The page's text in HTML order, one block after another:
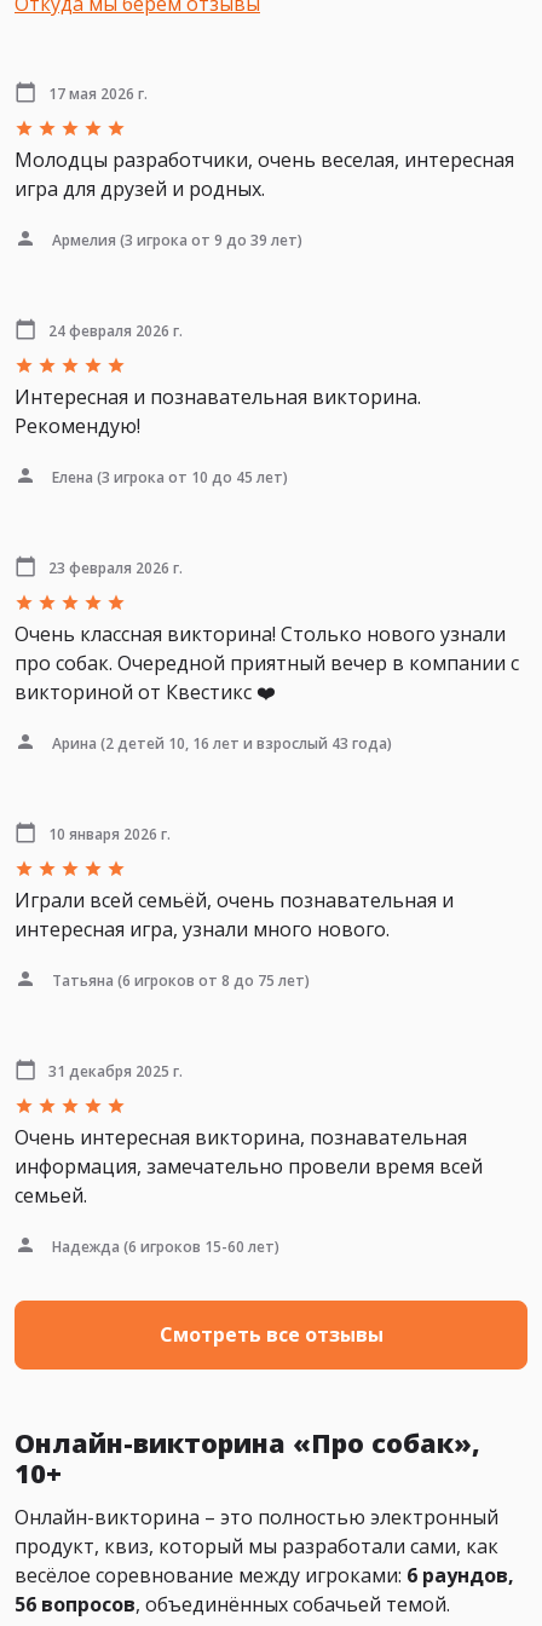
17 мая 2026 г.
Молодцы разработчики, очень веселая, интересная
игра для друзей и родных.
Армелия (3 игрока от 9 до 39 лет)
24 февраля 2026 г.
Интересная и познавательная викторина.
Рекомендую!
Елена (3 игрока от 10 до 45 лет)
23 февраля 2026 г.
Очень классная викторина! Столько нового узнали
про собак. Очередной приятный вечер в компании с
викториной от Квестикс ❤️
Арина (2 детей 10, 16 лет и взрослый 43 года)
10 января 2026 г.
Играли всей семьёй, очень познавательная и
интересная игра, узнали много нового.
Татьяна (6 игроков от 8 до 75 лет)
31 декабря 2025 г.
Очень интересная викторина, познавательная
информация, замечательно провели время всей
семьей.
Надежда (6 игроков 15-60 лет)
Смотреть все отзывы
Онлайн-викторина «Про собак»,
10+
Онлайн-викторина – это полностью электронный
продукт, квиз, который мы разработали сами, как
весёлое соревнование между игроками: 6 раундов,
56 вопросов, объединённых собачьей темой.